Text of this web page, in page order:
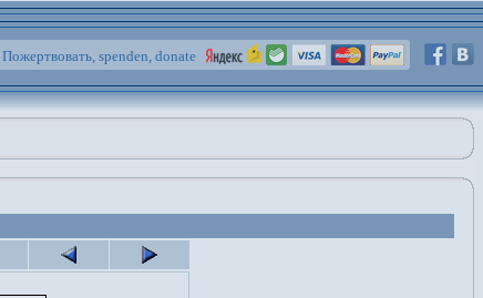
Пожертвовать, spenden, donate